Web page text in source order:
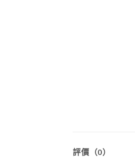
評價（0）